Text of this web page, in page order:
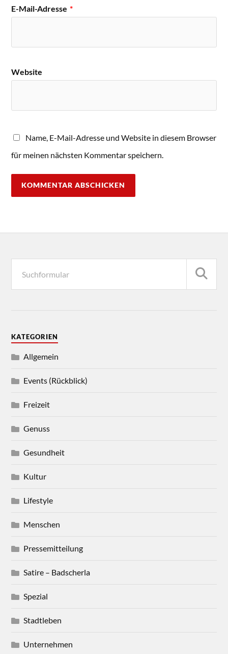
E-Mail-Adresse *
Website
Name, E-Mail-Adresse und Website in diesem Browser
für meinen nächsten Kommentar speichern.
KATEGORIEN
Allgemein
Events (Rückblick)
Freizeit
Genuss
Gesundheit
Kultur
Lifestyle
Menschen
Pressemitteilung
Satire – Badscherla
Spezial
Stadtleben
Unternehmen